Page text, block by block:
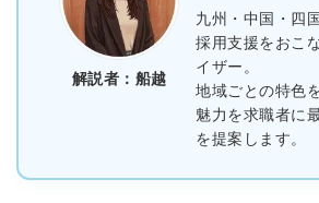
解説者：船越
九州・中国・四
採用支援をおこ
イザー。
地域ごとの特色
魅力を求職者に
を提案します。